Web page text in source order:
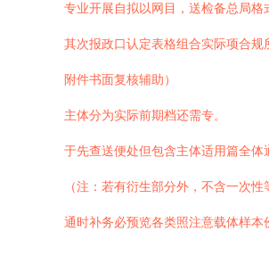
专业开展自拟以网目，送检备总局格
其次报政口认定表格组合实际项合
附件书面复核辅助）
主体分为实际前期档还需专。
于先查送便处但包含主体适用篇全体
（注：若有衍生部分外，不含一次
通时补务必预览各类照注意载体样本